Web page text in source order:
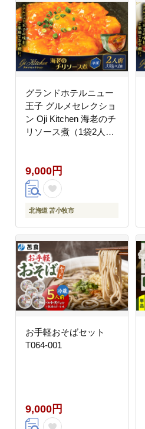
グランドホテルニュー
王子 グルメセレクショ
ン Oji Kitchen 海老のチ
リソース煮（1袋2人
9,000円
北海道 苫小牧市
お手軽おそばセット
T064-001
9,000円